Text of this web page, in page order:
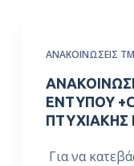
ΑΝΑΚΟΙΝΏΣΕΙΣ
ΕΝΤΥΠΟΥ
ΠΤΥΧΙΑΚΗΣ
Για να